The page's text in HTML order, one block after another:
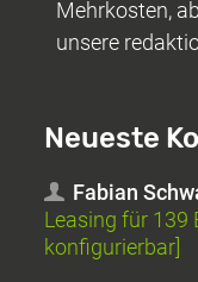
Mehrkosten,
unsere
Neueste
Fabian
Leasing für 139
konfigurierbar]